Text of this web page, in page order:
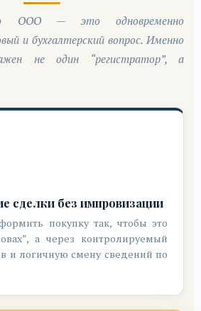
ООО — это одновременно
и бухгалтерский вопрос. Именно
не один “регистратор”, а
сделки без импровизации
покупку так, чтобы это
а через контролируемый
и логичную смену сведений по